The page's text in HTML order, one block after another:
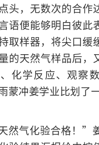
头，无数次的合作
语便能够明白彼此
取样器，将尖口缓
的天然气样品后，
化学反应、观察
蒙冲姜学业比划
然气化验合格！”